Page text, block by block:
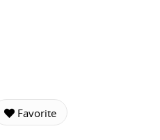
Favorite